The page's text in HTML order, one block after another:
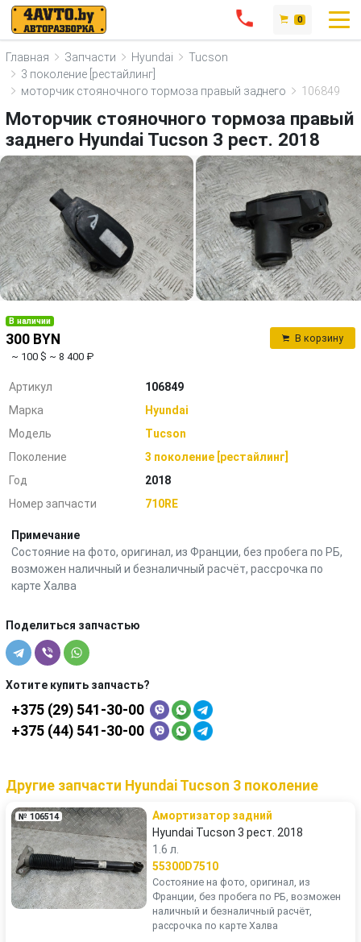
0
Главная Запчасти Hyundai
Tucson
3 поколение [рестайлинг]
моторчик стояночного тормоза правый заднего
106849
Моторчик стояночного тормоза правый
заднего Hyundai Tucson 3 рест. 2018
В наличии
300 BYN
~ 100 $ ~ 8 400 ₽
В корзину
Артикул
106849
Марка
Hyundai
Модель
Tucson
Поколение
3 поколение [рестайлинг]
Год
2018
Номер запчасти
710RE
Примечание
Состояние на фото, оригинал, из Франции, без пробега по РБ,
возможен наличный и безналичный расчёт, рассрочка по
карте Халва
Поделиться запчастью
Хотите купить запчасть?
+375 (29) 541-30-00
+375 (44) 541-30-00
Другие запчасти Hyundai Tucson 3 поколение
№ 106514
Амортизатор задний
Hyundai Tucson 3 рест. 2018
1.6 л.
55300D7510
Состояние на фото, оригинал, из
Франции, без пробега по РБ, возможен
наличный и безналичный расчёт,
рассрочка по карте Халва